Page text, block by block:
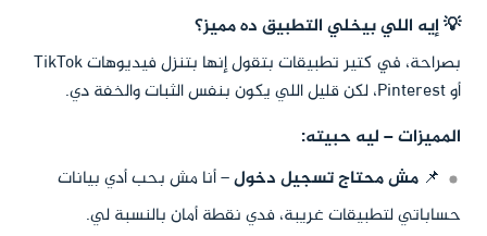
💡 إيه اللي بيخلي التطبيق ده مميز؟
بصراحة، في كتير تطبيقات بتقول إنها بتنزل فيديوهات TikTok
أو Pinterest، لكن قليل اللي يكون بنفس الثبات والخفة دي.
المميزات – ليه حبيته:
📌 مش محتاج تسجيل دخول– أنا مش بحب أدي بيانات
حساباتي لتطبيقات غريبة، فدي نقطة أمان بالنسبة لي.